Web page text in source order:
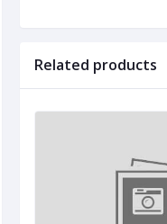
Related products